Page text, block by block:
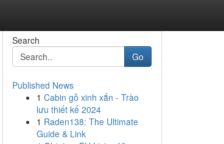
Search
Go
Published News
1 Cabin gỗ xinh xắn - Trào
lưu thiết kế 2024
1 Raden138: The Ultimate
Guide & Link